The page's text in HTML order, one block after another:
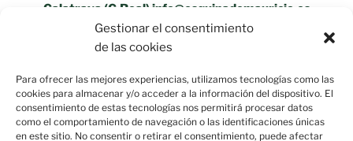
Gestionar el consentimiento
de las cookies
Para ofrecer las mejores experiencias, utilizamos tecnologías como las
cookies para almacenar y/o acceder a la información del dispositivo. El
consentimiento de estas tecnologías nos permitirá procesar datos
como el comportamiento de navegación o las identificaciones únicas
en este sitio. No consentir o retirar el consentimiento, puede afectar
Calatrava (C.Real) info@esquinademauricio.es
«Aviso Legal»